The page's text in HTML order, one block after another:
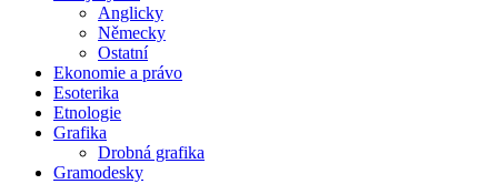
Anglicky
Německy
Ostatní
Ekonomie a právo
Esoterika
Etnologie
Grafika
Drobná grafika
Gramodesky